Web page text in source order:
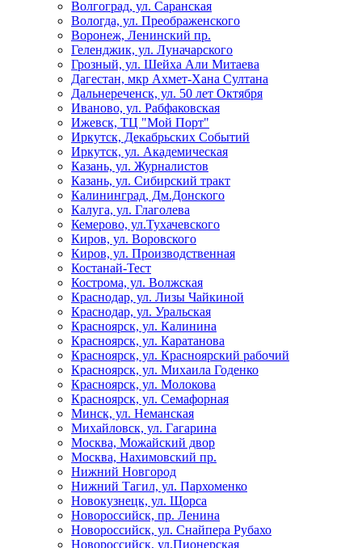
Волгоград, ул. Саранская
Вологда, ул. Преображенского
Воронеж, Ленинский пр.
Геленджик, ул. Луначарского
Грозный, ул. Шейха Али Митаева
Дагестан, мкр Ахмет-Хана Султана
Дальнереченск, ул. 50 лет Октября
Иваново, ул. Рабфаковская
Ижевск, ТЦ "Мой Порт"
Иркутск, Декабрьских Событий
Иркутск, ул. Академическая
Казань, ул. Журналистов
Казань, ул. Сибирский тракт
Калининград, Дм.Донского
Калуга, ул. Глаголева
Кемерово, ул.Тухачевского
Киров, ул. Воровского
Киров, ул. Производственная
Костанай-Тест
Кострома, ул. Волжская
Краснодар, ул. Лизы Чайкиной
Краснодар, ул. Уральская
Красноярск, ул. Калинина
Красноярск, ул. Каратанова
Красноярск, ул. Красноярский рабочий
Красноярск, ул. Михаила Годенко
Красноярск, ул. Молокова
Красноярск, ул. Семафорная
Минск, ул. Неманская
Михайловск, ул. Гагарина
Москва, Можайский двор
Москва, Нахимовский пр.
Нижний Новгород
Нижний Тагил, ул. Пархоменко
Новокузнецк, ул. Щорса
Новороссийск, пр. Ленина
Новороссийск, ул. Снайпера Рубахо
Новороссийск, ул.Пионерская